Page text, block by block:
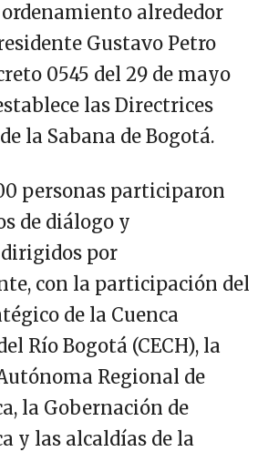
alrededor
Gustavo Petro
0545 del 29 de mayo
las Directrices
la Sabana de Bogotá.
personas participaron
de diálogo y
por
con la participación del
de la Cuenca
Río Bogotá (CECH), la
Regional de
la Gobernación de
y las alcaldías de la